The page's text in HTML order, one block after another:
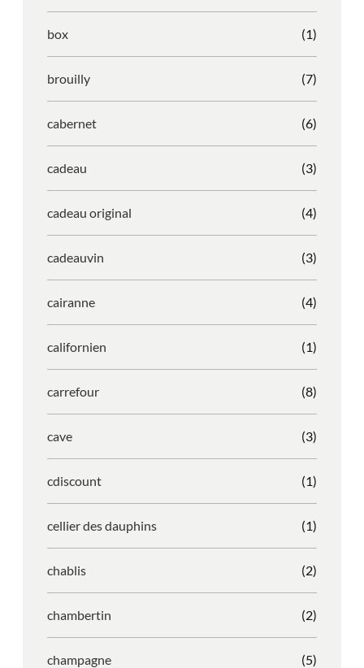
box (1)
brouilly (7)
cabernet (6)
cadeau (3)
cadeau original (4)
cadeauvin (3)
cairanne (4)
californien (1)
carrefour (8)
cave (3)
cdiscount (1)
cellier des dauphins (1)
chablis (2)
chambertin (2)
champagne (5)